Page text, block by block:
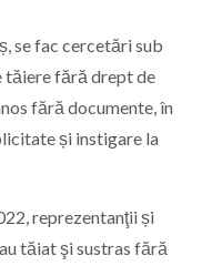
se fac cercetări sub
tăiere fără drept de
fără documente, în
și instigare la
reprezentanţii și
tăiat şi sustras fără